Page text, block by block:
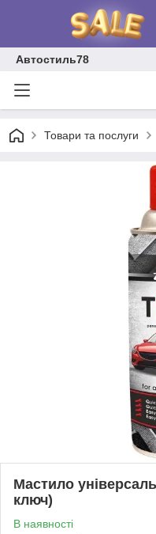
Автостиль78
Товари та послуги
Мастило
ключ)
В наявності